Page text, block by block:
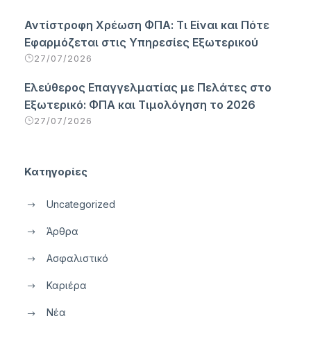
Αντίστροφη Χρέωση ΦΠΑ: Τι Είναι και Πότε
Εφαρμόζεται στις Υπηρεσίες Εξωτερικού
27/07/2026
Ελεύθερος Επαγγελματίας με Πελάτες στο
Εξωτερικό: ΦΠΑ και Τιμολόγηση το 2026
27/07/2026
Κατηγορίες
Uncategorized
Άρθρα
Ασφαλιστικό
Καριέρα
Νέα